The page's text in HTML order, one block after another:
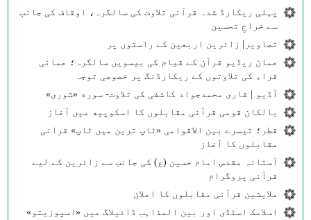
پہلی ریکارڈ شدہ قرآنی تلاوت کی سالگرہ، اوقاف کی جانب
سے خراجِ تحسین
تصاویر| زائرین اربعین کے راستوں پر
عمان ریڈیو قرآن کے قیام کی بیسویں سالگرہ؛ عمانی
قراء کی تلاوتوں کے ریکارڈنگ پر خصوصی توجہ
آڈیو | قاری محمدجواد کاشفی کی تلاوت- سوره‌‌ «شوری»
بالکان قومی قرآنی مقابلوں کا اسکوپیه میں آغاز
قطر؛ تیسرے بین الاقوامی «ٹاپ ترین میں ٹاپ» قرانی
مقابلوں کا آغاز
آستانہ مقدس امام حسین (ع) کی جانب سے زائرین کے لیے
قرآنی پروگرام
ملایشین قرآنی مقابلوں کا اعلان
اسلامک اسٹڈی اور بین المذاہب ڈائیلاگ میں «اسپوزیتو»